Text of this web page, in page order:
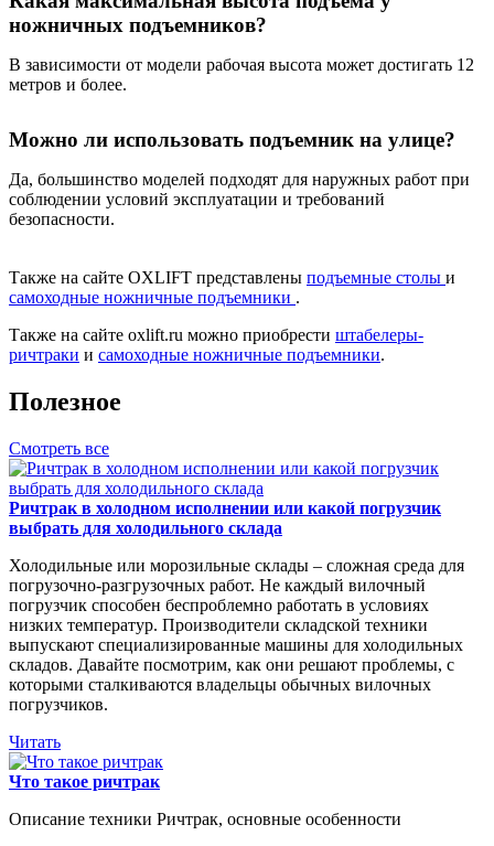
ножничных подъемников?
В зависимости от модели рабочая высота может достигать 12
метров и более.
Можно ли использовать подъемник на улице?
Да, большинство моделей подходят для наружных работ при
соблюдении условий эксплуатации и требований
безопасности.
Также на сайте OXLIFT представлены подъемные столы и
самоходные ножничные подъемники .
Также на сайте oxlift.ru можно приобрести штабелеры-
ричтраки и самоходные ножничные подъемники.
Полезное
Смотреть все
Ричтрак в холодном исполнении или какой погрузчик
выбрать для холодильного склада
Холодильные или морозильные склады – сложная среда для
погрузочно-разгрузочных работ. Не каждый вилочный
погрузчик способен беспроблемно работать в условиях
низких температур. Производители складской техники
выпускают специализированные машины для холодильных
складов. Давайте посмотрим, как они решают проблемы, с
которыми сталкиваются владельцы обычных вилочных
погрузчиков.
Читать
Что такое ричтрак
Описание техники Ричтрак, основные особенности